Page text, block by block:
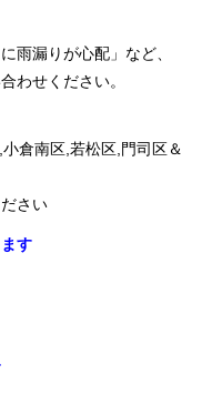
雨漏りが心配」など、
わせください。
倉南区,若松区,門司区＆
さい
す